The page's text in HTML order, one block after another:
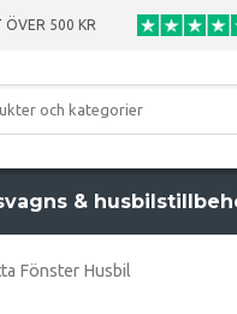
ÖVER 500 KR
&
Fönster Husbil